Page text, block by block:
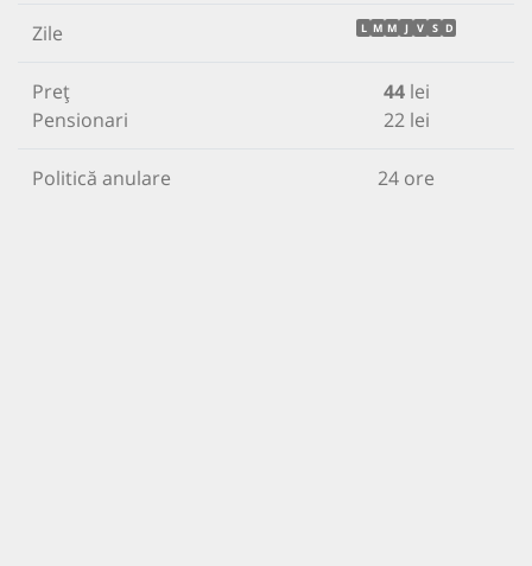
Zile L M M J V S D
Preț
Pensionari
44lei
22 lei
Politică anulare 24 ore